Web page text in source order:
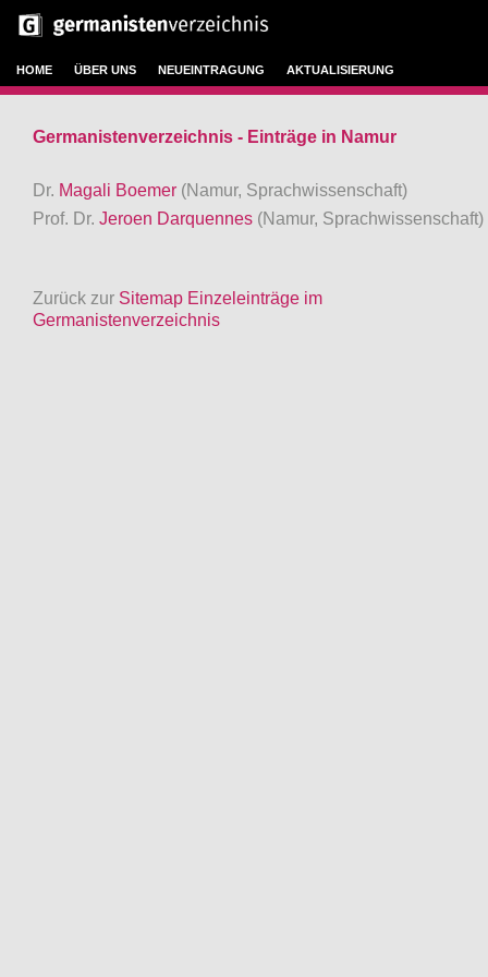
HOME ÜBER UNS NEUEINTRAGUNG AKTUALISIERUNG
Germanistenverzeichnis - Einträge in Namur
Dr. Magali Boemer (Namur, Sprachwissenschaft)
Prof. Dr. Jeroen Darquennes (Namur, Sprachwissenschaft)
Zurück zur Sitemap Einzeleinträge im
Germanistenverzeichnis